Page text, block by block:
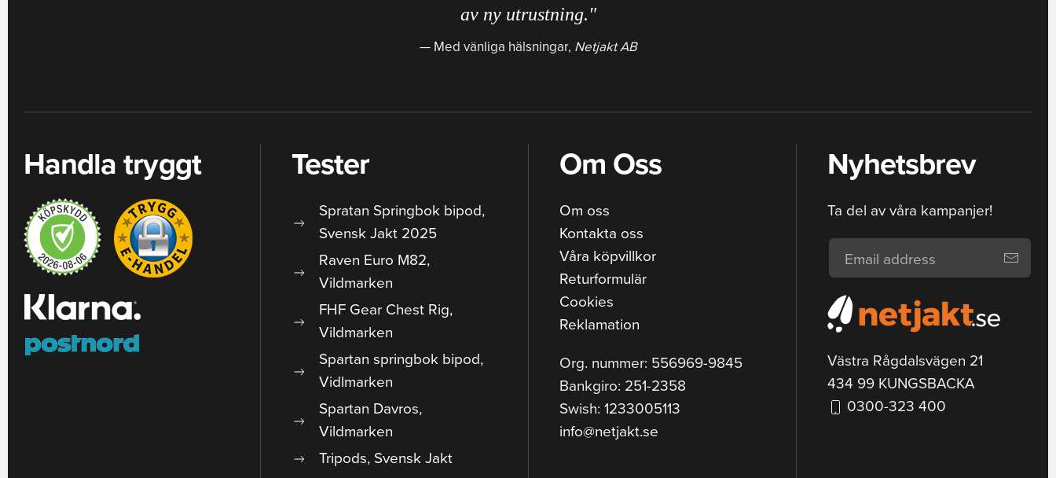
av ny utrustning."
Med vänliga hälsningar, Netjakt AB
Handla tryggt Tester
Spratan Springbok bipod,
Svensk Jakt 2025
Raven Euro M82,
Vildmarken
FHF Gear Chest Rig,
Vildmarken
Spartan springbok bipod,
Vidlmarken
Spartan Davros,
Vildmarken
Tripods, Svensk Jakt
Om Oss
Om oss
Kontakta oss
Våra köpvillkor
Returformulär
Cookies
Reklamation
Org. nummer: 556969-9845
Bankgiro: 251-2358
Swish: 1233005113
info@netjakt.se
Nyhetsbrev
Ta del av våra kampanjer!
Västra Rågdalsvägen 21
434 99 KUNGSBACKA
0300-323 400